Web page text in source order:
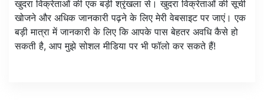
खुदरा विक्रेताओं की एक बड़ी श्रृंखला से। खुदरा विक्रेताओं की सूची
खोजने और अधिक जानकारी पढ़ने के लिए मेरी वेबसाइट पर जाएं। एक
बड़ी मात्रा में जानकारी के लिए कि आपके पास बेहतर अवधि कैसे हो
सकती है, आप मुझे सोशल मीडिया पर भी फॉलो कर सकते हैं!